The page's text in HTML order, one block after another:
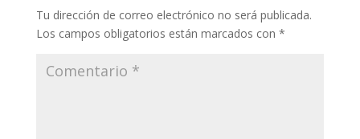
Tu dirección de correo electrónico no será publicada.
Los campos obligatorios están marcados con *